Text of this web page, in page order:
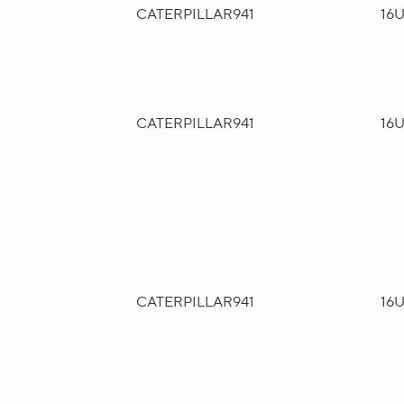
CATERPILLAR941 16U
CATERPILLAR941 16U
CATERPILLAR941 16U